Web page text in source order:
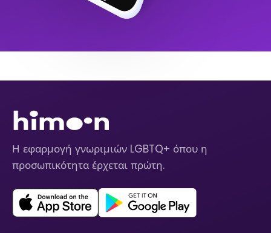
Η εφαρμογή γνωριμιών LGBTQ+ όπου η
προσωπικότητα έρχεται πρώτη.